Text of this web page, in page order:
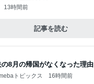
13時間前
記事を読む
の8月の帰国がなくなった理由
トピックス 16時間前